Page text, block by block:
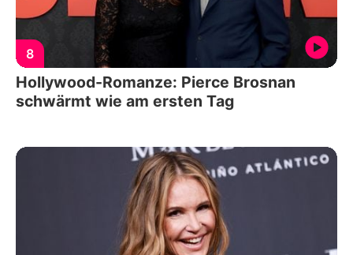
8
Hollywood-Romanze: Pierce Brosnan
schwärmt wie am ersten Tag